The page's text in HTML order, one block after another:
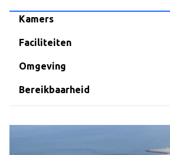
Contact
Wedstrijdleiders
Over Dekker-Bridge
Kamers
Faciliteiten
Omgeving
Bereikbaarheid